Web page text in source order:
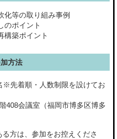
等の取り組み事例
のポイント
構築ポイント
方法
※先着順・人数制限を設けてお
会議室（福岡市博多区博多
方は、参加をお控えくださ